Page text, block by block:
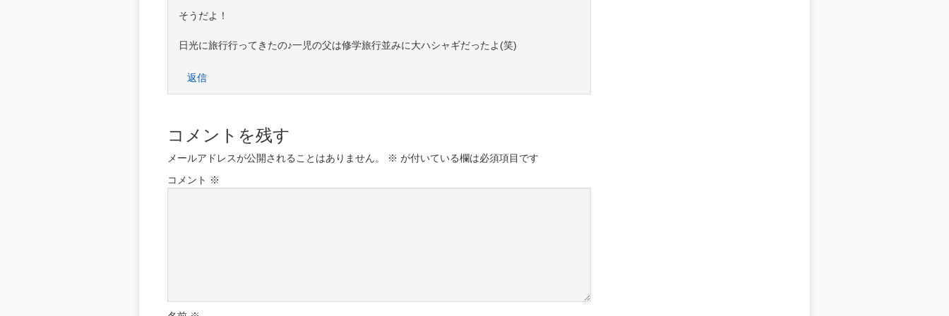
そうだよ！
日光に旅行行ってきたの♪一児の父は修学旅行並みに大ハシャギだったよ(笑)
返信
コメントを残す
メールアドレスが公開されることはありません。 ※ が付いている欄は必須項目です
コメント ※